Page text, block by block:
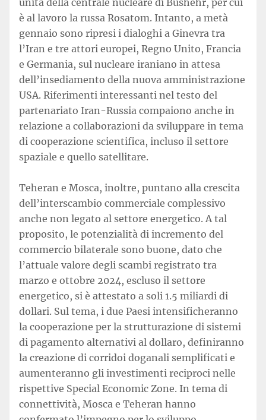
unità della centrale nucleare di Bushehr, per cui
è al lavoro la russa Rosatom. Intanto, a metà
gennaio sono ripresi i dialoghi a Ginevra tra
l’Iran e tre attori europei, Regno Unito, Francia
e Germania, sul nucleare iraniano in attesa
dell’insediamento della nuova amministrazione
USA. Riferimenti interessanti nel testo del
partenariato Iran-Russia compaiono anche in
relazione a collaborazioni da sviluppare in tema
di cooperazione scientifica, incluso il settore
spaziale e quello satellitare.
Teheran e Mosca, inoltre, puntano alla crescita
dell’interscambio commerciale complessivo
anche non legato al settore energetico. A tal
proposito, le potenzialità di incremento del
commercio bilaterale sono buone, dato che
l’attuale valore degli scambi registrato tra
marzo e ottobre 2024, escluso il settore
energetico, si è attestato a soli 1.5 miliardi di
dollari. Sul tema, i due Paesi intensificheranno
la cooperazione per la strutturazione di sistemi
di pagamento alternativi al dollaro, definiranno
la creazione di corridoi doganali semplificati e
aumenteranno gli investimenti reciproci nelle
rispettive Special Economic Zone. In tema di
connettività, Mosca e Teheran hanno